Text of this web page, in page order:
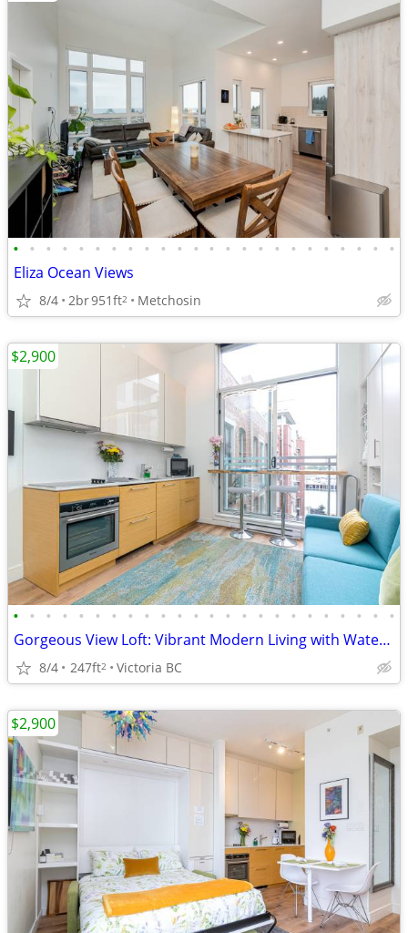
• • • • • • • • • • • • • • • • • • • • • • • •
Eliza Ocean Views
8/4 2br951ft2 Metchosin
• • • • • • • • • • • • • • • • • • • • • • • •
Gorgeous View Loft: Vibrant Modern Living with Waterview Breakfast Bar
8/4 247ft2 Victoria BC
$2,900
$2,900